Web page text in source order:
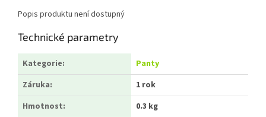
Popis produktu není dostupný
Technické parametry
Kategorie:
Panty
Záruka:
1 rok
Hmotnost:
0.3 kg